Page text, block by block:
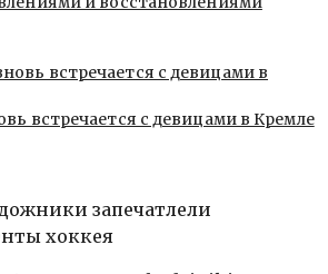
встречается с девицами в Кремле
запечатлели
хоккея